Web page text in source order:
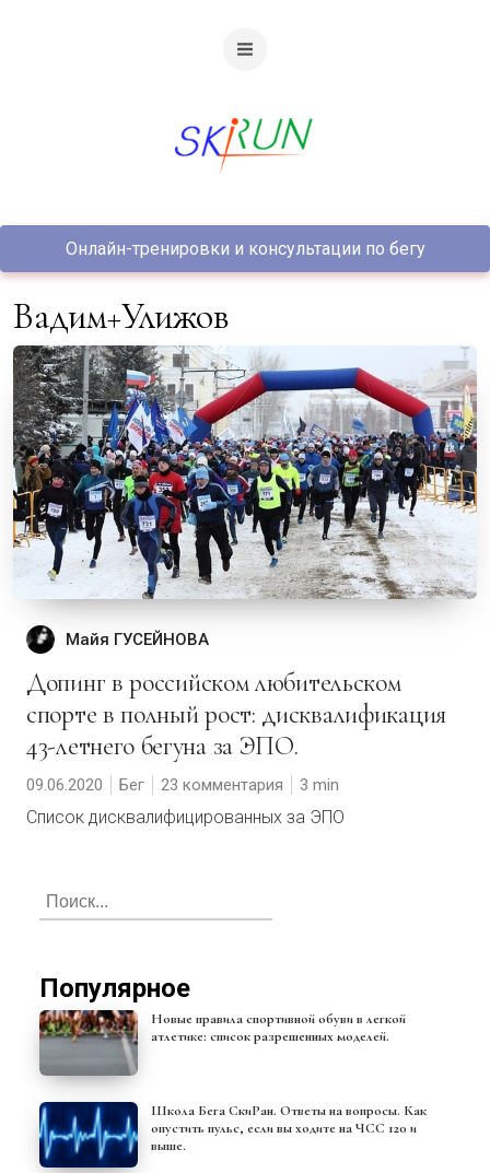
Онлайн-тренировки и консультации по бегу
Вадим+Улижов
Майя ГУСЕЙНОВА
Допинг в российском любительском
спорте в полный рост: дисквалификация
43-летнего бегуна за ЭПО.
09.06.2020 Бег 23 комментария 3
Список дисквалифицированных за ЭПО
Популярное
Новые правила спортивной обуви в легкой
атлетике: список разрешенных моделей.
Школа Бега СкиРан. Ответы на вопросы. Как
опустить пульс, если вы ходите на ЧСС 120 и
выше.